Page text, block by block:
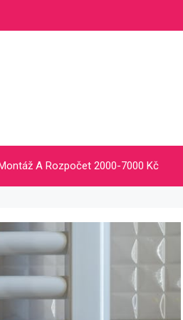
A Rozpočet 2000-7000 Kč